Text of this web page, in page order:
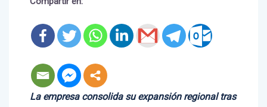
La empresa consolida su expansión regional tras
generar más de 3,500 empleos y fortalecer su